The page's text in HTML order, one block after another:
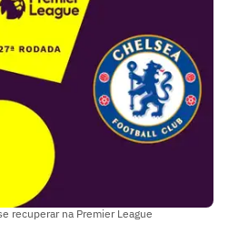
recuperar na Premier League